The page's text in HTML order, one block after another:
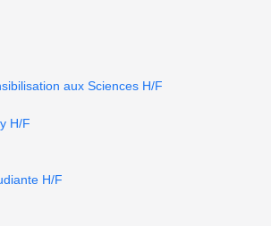
aux Sciences H/F
H/F
H/F